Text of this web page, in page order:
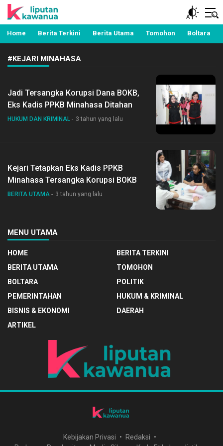
Liputan Kawanua
Berita Manado, Sulawesi Utara, Kawanua, Politik,
Pemerintahan, Hukum Kriminal dan Nasional
Home Berita Terkini Berita Utama Tomohon Boltara
#KEJARI MINAHASA
Jadi Tersangka Korupsi Dana BOKB,
Eks Kadis PPKB Minahasa Ditahan
HUKUM DAN KRIMINAL 3 tahun yang lalu
Kejari Tetapkan Eks Kadis PPKB
Minahasa Tersangka Korupsi BOKB
BERITA UTAMA 3 tahun yang lalu
MENU UTAMA
HOME
BERITA TERKINI
BERITA UTAMA
TOMOHON
BOLTARA
POLITIK
PEMERINTAHAN
HUKUM & KRIMINAL
BISNIS & EKONOMI
DAERAH
ARTIKEL
Kebijakan Privasi
Redaksi